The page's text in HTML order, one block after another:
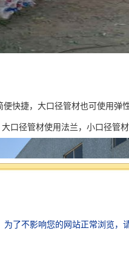
快捷，大口径管材也可使用弹
口径管材使用法兰，小口径管